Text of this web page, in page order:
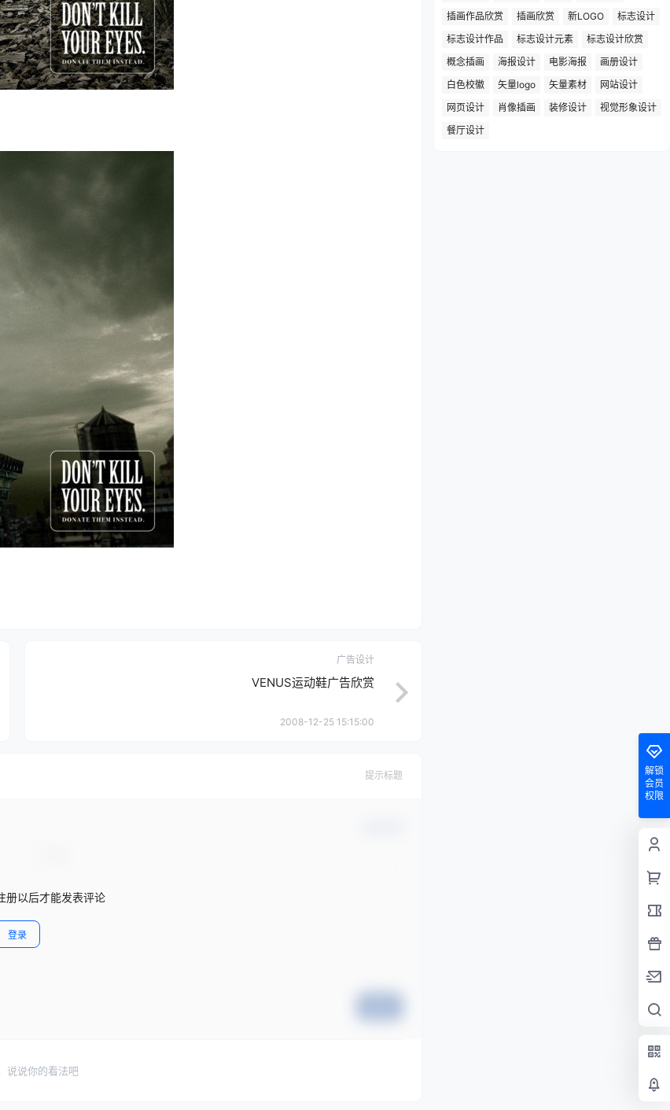
广告设计
VENUS运动鞋广告欣赏
2008-12-25 15:15:00
提示标题
册以后才能发表评论
登录
说说你的看法吧
插画作品欣赏
插画欣赏 新LOGO
标志设计
标志设计作品
标志设计元素
标志设计欣赏
概念插画
海报设计 电影海报
画册设计
白色校徽
矢量logo 矢量素材
网站设计
网页设计
肖像插画 装修设计
视觉形象设计
餐厅设计
解锁
会员
权限